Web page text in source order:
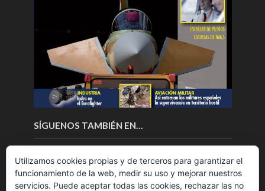
SÍGUENOS TAMBIÉN EN…
Utilizamos cookies propias y de terceros para garantizar el
funcionamiento de la web, medir su uso y mejorar nuestros
servicios. Puede aceptar todas las cookies, rechazar las no